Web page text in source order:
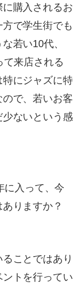
購入されるお
で学生街でも
若い10代、
て来店される
にジャズに特
で、若いお客
ないという感
に入って、今
りますか？
ことではあり
ントを行ってい